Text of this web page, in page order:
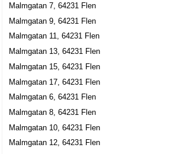
Malmgatan 7, 64231 Flen
Malmgatan 9, 64231 Flen
Malmgatan 11, 64231 Flen
Malmgatan 13, 64231 Flen
Malmgatan 15, 64231 Flen
Malmgatan 17, 64231 Flen
Malmgatan 6, 64231 Flen
Malmgatan 8, 64231 Flen
Malmgatan 10, 64231 Flen
Malmgatan 12, 64231 Flen